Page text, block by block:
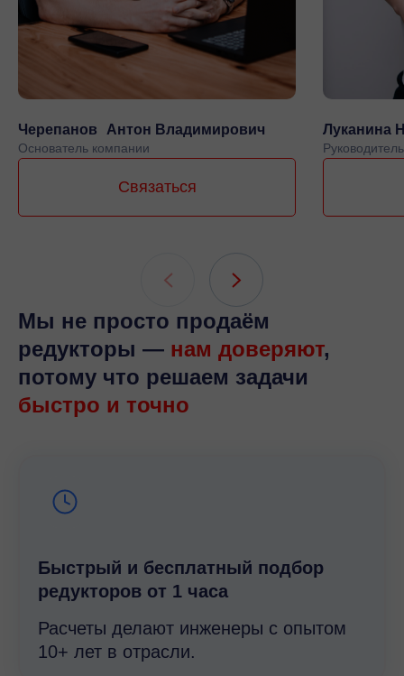
Черепанов Антон Владимирович
Основатель компании
Связаться
Луканина
Мы не просто продаём
редукторы — нам доверяют,
потому что решаем задачи
быстро и точно
Быстрый и беcплатный подбор
редукторов от 1 часа
Расчеты делают инженеры с опытом
10+ лет в отрасли.